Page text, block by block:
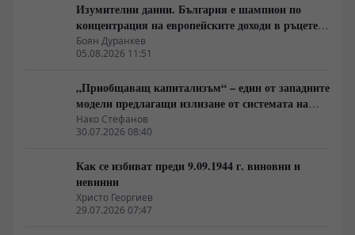
Изумителни данни. България е шампион по
концентрация на европейските доходи в ръцете
на най-богатия 1%, надминава и САЩ
Боян Дуранкев
05.08.2026 11:51
„Приобщаващ капитализъм“ – един от западните
модели предлагащи излизане от системата на
неолиберализма
Нако Стефанов
30.07.2026 08:40
Как се избиват преди 9.09.1944 г. виновни и
невинни
Христо Георгиев
29.07.2026 07:47